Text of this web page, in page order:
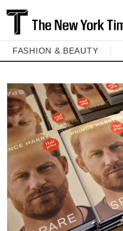
FASHION & BEAUTY